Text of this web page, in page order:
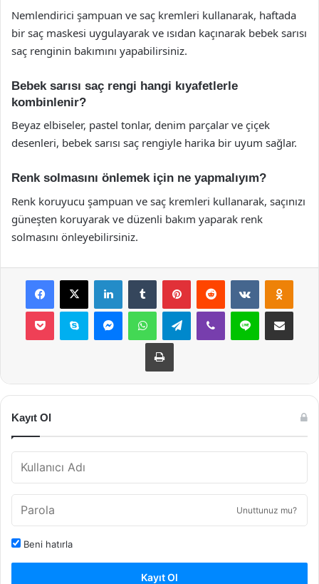
Nemlendirici şampuan ve saç kremleri kullanarak, haftada
bir saç maskesi uygulayarak ve ısıdan kaçınarak bebek sarısı
saç renginin bakımını yapabilirsiniz.
Bebek sarısı saç rengi hangi kıyafetlerle
kombinlenir?
Beyaz elbiseler, pastel tonlar, denim parçalar ve çiçek
desenleri, bebek sarısı saç rengiyle harika bir uyum sağlar.
Renk solmasını önlemek için ne yapmalıyım?
Renk koruyucu şampuan ve saç kremleri kullanarak, saçınızı
güneşten koruyarak ve düzenli bakım yaparak renk
solmasını önleyebilirsiniz.
Facebook
X LinkedInTumblr PinterestReddit VKontakte
Pocket Skype MessengerWhatsAppTelegramViber Line E-Posta ile
Yazdır
Kayıt Ol
Unuttunuz mu?
Beni hatırla
Kayıt Ol